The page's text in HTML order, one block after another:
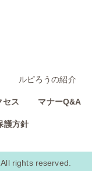
ルピろうの紹介
セス マナーQ&A
護方針
rights reserved.